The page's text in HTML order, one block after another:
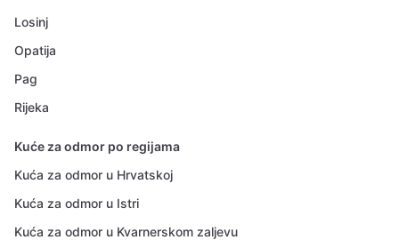
Losinj
Opatija
Pag
Rijeka
Kuće za odmor po regijama
Kuća za odmor u Hrvatskoj
Kuća za odmor u Istri
Kuća za odmor u Kvarnerskom zaljevu